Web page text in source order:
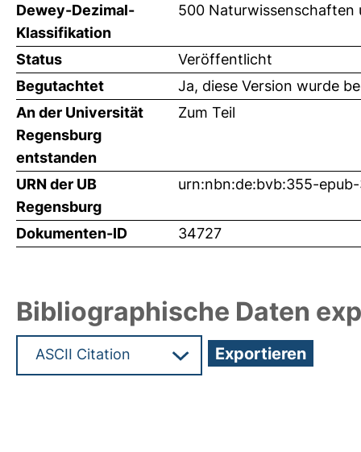
Dewey-Dezimal-
Klassifikation
500 Naturwissenschaften
Status
Veröffentlicht
Begutachtet
Ja, diese Version wurde
An der Universität
Regensburg
entstanden
Zum Teil
URN der UB
Regensburg
urn:nbn:de:bvb:355-
Dokumenten-ID 34727
Bibliographische Daten